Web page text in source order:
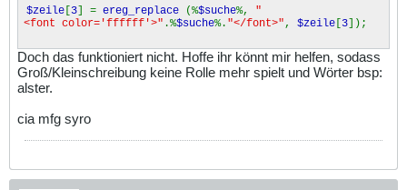
$zeile [3] = ereg_replace (%$suche%, "
<font color='ffffff'>" .%$suche%. "</font>" , $zeile [3]);
Doch das funktioniert nicht. Hoffe ihr könnt mir helfen, sodass
Groß/Kleinschreibung keine Rolle mehr spielt und Wörter bsp:
alster.
cia mfg syro